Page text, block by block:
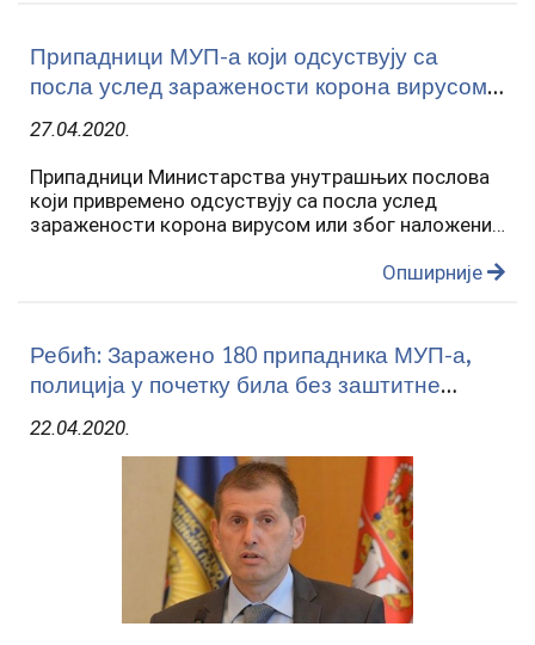
Припадници МУП-а који одсуствују са
посла услед заражености корона вирусом
плату за тај период
27.04.2020.
Припадници Министарства унутрашњих послова
који привремено одсуствују са посла услед
заражености корона вирусом или због наложених
болешћу, примиће пуну плату за тај период и
Опширније
Ребић: Заражено 180 припадника МУП-а,
полиција у почетку била без заштитне
22.04.2020.